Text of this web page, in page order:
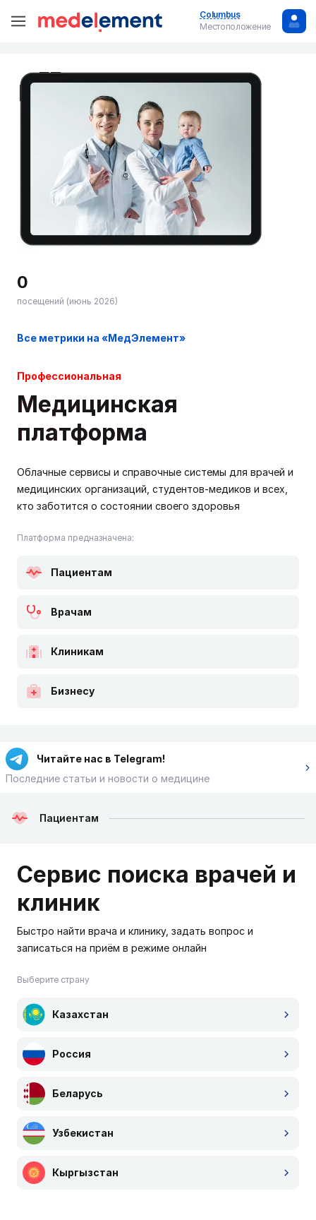
Columbus
Местоположение
0
посещений (июнь 2026)
Все метрики на «МедЭлемент»
Профессиональная
Медицинская
платформа
Облачные сервисы и справочные системы для врачей и
медицинских организаций, студентов-медиков и всех,
кто заботится о состоянии своего здоровья
Платформа предназначена:
Пациентам
Врачам
Клиникам
Бизнесу
Читайте нас в Telegram!
Последние статьи и новости о медицине
Пациентам
Сервис поиска врачей и
клиник
Быстро найти врача и клинику, задать вопрос и
записаться на приём в режиме онлайн
Выберите страну
Казахстан
Россия
Беларусь
Узбекистан
Кыргызстан